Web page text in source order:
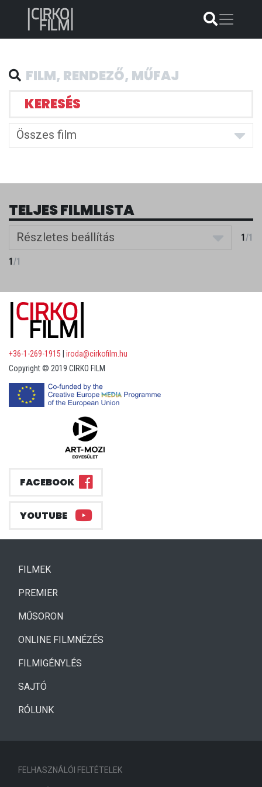
KERESÉS
Összes film
TELJES FILMLISTA
Részletes beállítás 1/1
1/1
+36-1-269-1915
iroda@cirkofilm.hu
Copyright © 2019 CIRKO FILM
FACEBOOK
YOUTUBE
FILMEK(CURRENT)
PREMIER
MŰSORON
ONLINE FILMNÉZÉS
FILMIGÉNYLÉS
SAJTÓ
RÓLUNK
FELHASZNÁLÓI FELTÉTELEK